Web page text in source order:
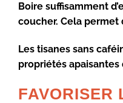
Boire suffisamment
coucher. Cela permet
Les tisanes sans
propriétés
FAVORISER